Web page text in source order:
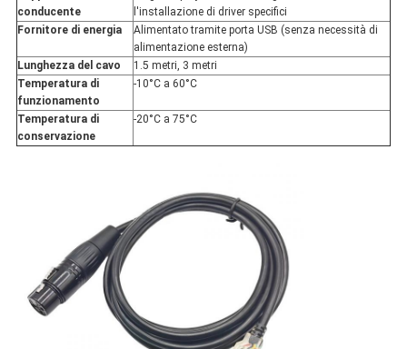
conducente
l'installazione di driver specifici
Fornitore di energia
Alimentato tramite porta USB (senza necessità di
alimentazione esterna)
Lunghezza del cavo
1.5 metri, 3 metri
Temperatura di
funzionamento
-10°C a 60°C
Temperatura di
conservazione
-20°C a 75°C